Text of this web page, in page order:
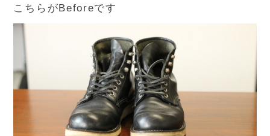
こちらがBeforeです